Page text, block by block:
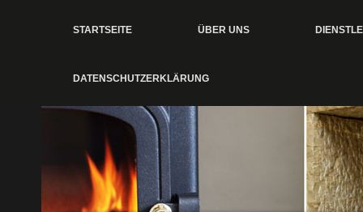
STARTSEITE ÜBER UNS
DATENSCHUTZERKLÄRUNG